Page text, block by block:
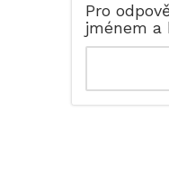
Pro
jménem a